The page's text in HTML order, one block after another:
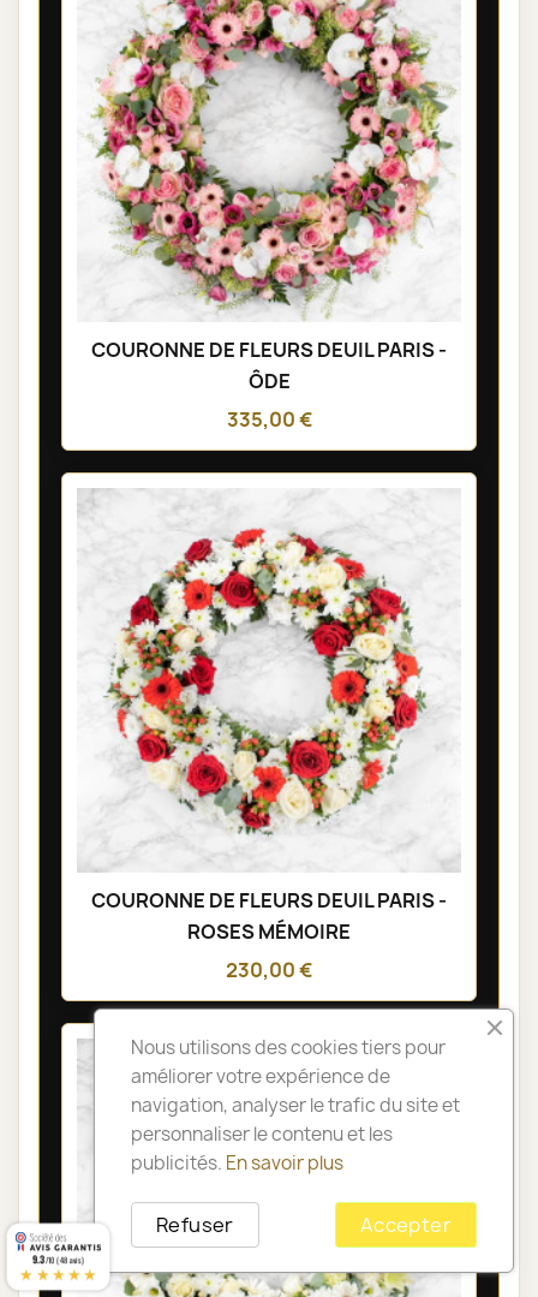
COURONNE DE FLEURS DEUIL PARIS -
ÔDE
335,00 €
COURONNE DE FLEURS DEUIL PARIS -
ROSES MÉMOIRE
230,00 €
Nous utilisons des cookies tiers pour
améliorer votre expérience de
navigation, analyser le trafic du site et
personnaliser le contenu et les
publicités. En savoir plus
Accepter
Refuser
9.3/10 (48 avis)
★★★★★